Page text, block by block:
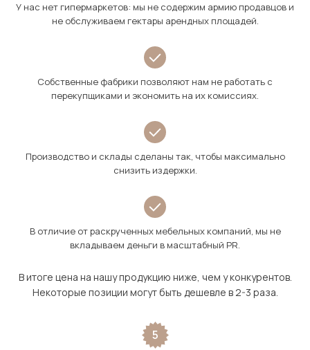
У нас нет гипермаркетов: мы не содержим армию продавцов и
не обслуживаем гектары арендных площадей.
Собственные фабрики позволяют нам не работать с
перекупщиками и экономить на их комиссиях.
Производство и склады сделаны так, чтобы максимально
снизить издержки.
В отличие от раскрученных мебельных компаний, мы не
вкладываем деньги в масштабный PR.
В итоге цена на нашу продукцию ниже, чем у конкурентов.
Некоторые позиции могут быть дешевле в 2-3 раза.
5